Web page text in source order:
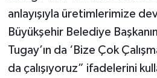
anlayışıyla üretimlerimize
Büyükşehir Belediye
Tugay’ın da ‘Bize Çok
da çalışıyoruz” ifadelerini